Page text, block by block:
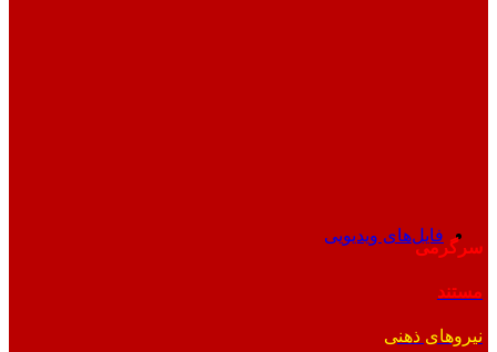
فایل‌های ویدیویی
سرگرمی
مستند
نیروهای ذهنی